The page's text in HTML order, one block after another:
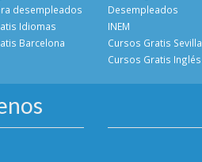
desempleados
Idiomas
Barcelona
Desempleados
INEM
Cursos Gratis Sevilla
Cursos Gratis Inglés